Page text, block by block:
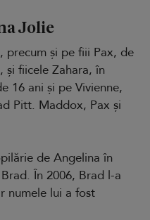
Jolie
și pe fiii Pax, de
și fiicele Zahara, în
16 ani și pe Vivienne,
Pitt. Maddox, Pax și
de Angelina în
În 2006, Brad l-a
numele lui a fost